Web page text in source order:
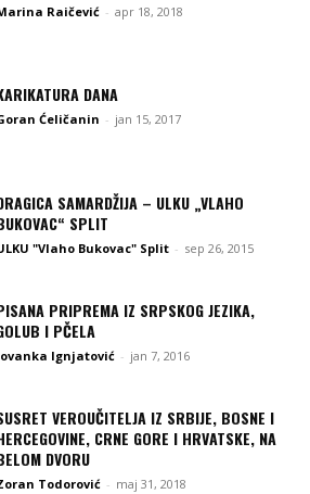
Raičević - apr 18, 2018
DANA
Ćeličanin - jan 15, 2017
SAMARDŽIJA – ULKU „VLAHO
SPLIT
"Vlaho Bukovac" Split - sep 26, 2015
PRIPREMA IZ SRPSKOG JEZIKA,
I PČELA
Ignjatović - jan 7, 2016
VEROUČITELJA IZ SRBIJE, BOSNE I
CRNE GORE I HRVATSKE, NA
DVORU
Todorović - maj 31, 2018